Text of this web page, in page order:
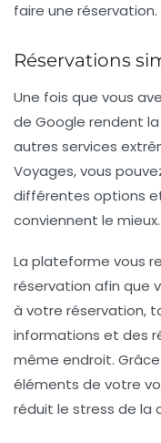
faire une réservation.
Réservations
Une fois que vous
de Google rendent
autres services
Voyages, vous
différentes options
conviennent le mieux.
La plateforme vous
réservation afin que
à votre réservation,
informations et des
même endroit.
éléments de votre
réduit le stress de la